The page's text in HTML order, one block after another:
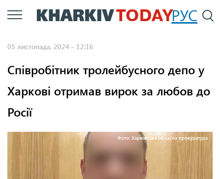
Перейти
до
РУС
05 листопада, 2024 - 12:16
Співробітник тролейбусного депо у
Харкові отримав вирок за любов до
Росії
Фото: Харківська обласна прокуратура